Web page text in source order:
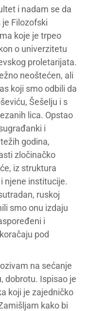
i nadam se da
Filozofski
koje je trpeo
o univerzitetu
proletarijata.
neoštećen, ali
koji smo odbili da
Šešelju i s
lica. Opstao
i
godina,
zločinačko
iz struktura
njene institucije.
ruskoj
smo onu izdaju
i
pod
na sećanje
dobrotu. Ispisao je
koji je zajedničko
kako bi